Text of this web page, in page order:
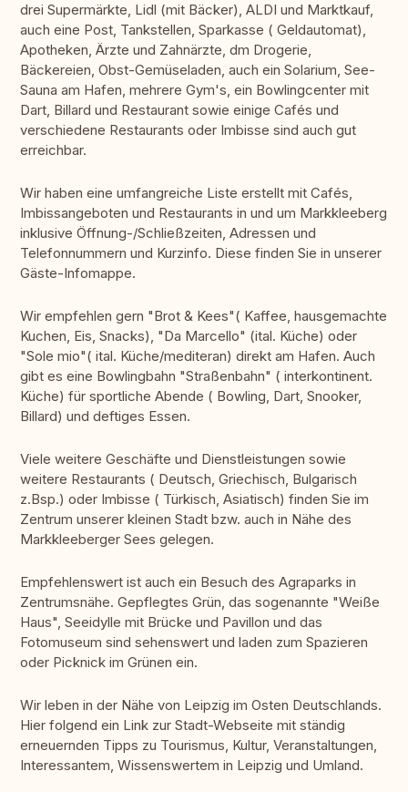
drei Supermärkte, Lidl (mit Bäcker), ALDI und Marktkauf,
auch eine Post, Tankstellen, Sparkasse ( Geldautomat),
Apotheken, Ärzte und Zahnärzte, dm Drogerie,
Bäckereien, Obst-Gemüseladen, auch ein Solarium, See-
Sauna am Hafen, mehrere Gym's, ein Bowlingcenter mit
Dart, Billard und Restaurant sowie einige Cafés und
verschiedene Restaurants oder Imbisse sind auch gut
erreichbar.
Wir haben eine umfangreiche Liste erstellt mit Cafés,
Imbissangeboten und Restaurants in und um Markkleeberg
inklusive Öffnung-/Schließzeiten, Adressen und
Telefonnummern und Kurzinfo. Diese finden Sie in unserer
Gäste-Infomappe.
Wir empfehlen gern "Brot & Kees"( Kaffee, hausgemachte
Kuchen, Eis, Snacks), "Da Marcello" (ital. Küche) oder
"Sole mio"( ital. Küche/mediteran) direkt am Hafen. Auch
gibt es eine Bowlingbahn "Straßenbahn" ( interkontinent.
Küche) für sportliche Abende ( Bowling, Dart, Snooker,
Billard) und deftiges Essen.
Viele weitere Geschäfte und Dienstleistungen sowie
weitere Restaurants ( Deutsch, Griechisch, Bulgarisch
z.Bsp.) oder Imbisse ( Türkisch, Asiatisch) finden Sie im
Zentrum unserer kleinen Stadt bzw. auch in Nähe des
Markkleeberger Sees gelegen.
Empfehlenswert ist auch ein Besuch des Agraparks in
Zentrumsnähe. Gepflegtes Grün, das sogenannte "Weiße
Haus", Seeidylle mit Brücke und Pavillon und das
Fotomuseum sind sehenswert und laden zum Spazieren
oder Picknick im Grünen ein.
Wir leben in der Nähe von Leipzig im Osten Deutschlands.
Hier folgend ein Link zur Stadt-Webseite mit ständig
erneuernden Tipps zu Tourismus, Kultur, Veranstaltungen,
Interessantem, Wissenswertem in Leipzig und Umland.